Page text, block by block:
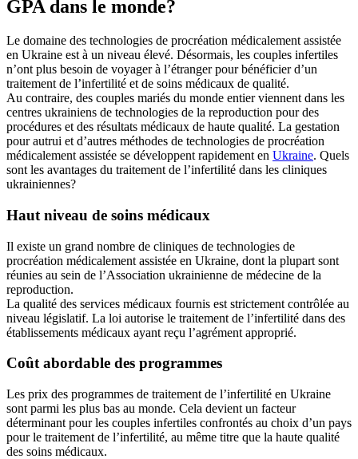
GPA dans le monde?
Le domaine des technologies de procréation médicalement assistée
en Ukraine est à un niveau élevé. Désormais, les couples infertiles
n’ont plus besoin de voyager à l’étranger pour bénéficier d’un
traitement de l’infertilité et de soins médicaux de qualité.
Au contraire, des couples mariés du monde entier viennent dans les
centres ukrainiens de technologies de la reproduction pour des
procédures et des résultats médicaux de haute qualité. La gestation
pour autrui et d’autres méthodes de technologies de procréation
médicalement assistée se développent rapidement en Ukraine. Quels
sont les avantages du traitement de l’infertilité dans les cliniques
ukrainiennes?
Haut niveau de soins médicaux
Il existe un grand nombre de cliniques de technologies de
procréation médicalement assistée en Ukraine, dont la plupart sont
réunies au sein de l’Association ukrainienne de médecine de la
reproduction.
La qualité des services médicaux fournis est strictement contrôlée au
niveau législatif. La loi autorise le traitement de l’infertilité dans des
établissements médicaux ayant reçu l’agrément approprié.
Coût abordable des programmes
Les prix des programmes de traitement de l’infertilité en Ukraine
sont parmi les plus bas au monde. Cela devient un facteur
déterminant pour les couples infertiles confrontés au choix d’un pays
pour le traitement de l’infertilité, au même titre que la haute qualité
des soins médicaux.